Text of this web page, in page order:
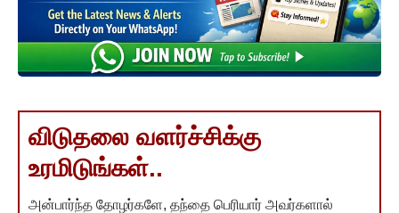
விடுதலை வளர்ச்சிக்கு
உரமிடுங்கள்..
அன்பார்ந்த தோழர்களே, தந்தை பெரியார் அவர்களால்